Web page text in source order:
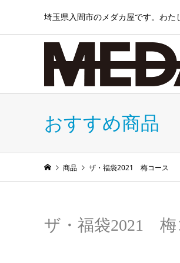
埼玉県入間市のメダカ屋です。わた
おすすめ商品
商品 ザ・福袋2021 梅コース
ザ・福袋2021 梅